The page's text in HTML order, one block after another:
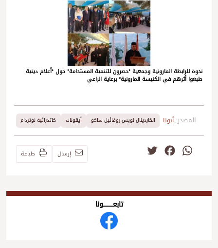
ندوة للرابطة المارونية وجمعية *حصرون للتنمية المستدامة* حول *أعلام دينية
طبعوا أثرهم في الكنيسة المارونية* برعاية الراعي
المصدر: أبونا الكاردينال لويس روفائيل ساكو أيقونات كاتدرائية نوتردام
WhatsApp
Facebook إرسال طباعة
تابعــــــــــونا